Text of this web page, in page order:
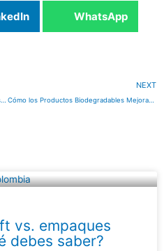
WhatsApp
Envases Biodegradables vs. Convencionales: Una Comparativa de Impacto Ambiental
NEXT
Cómo los Productos Biodegradables Mejoran la Imagen de Marca y Atraen Clientes
vs. empaques
debes saber?